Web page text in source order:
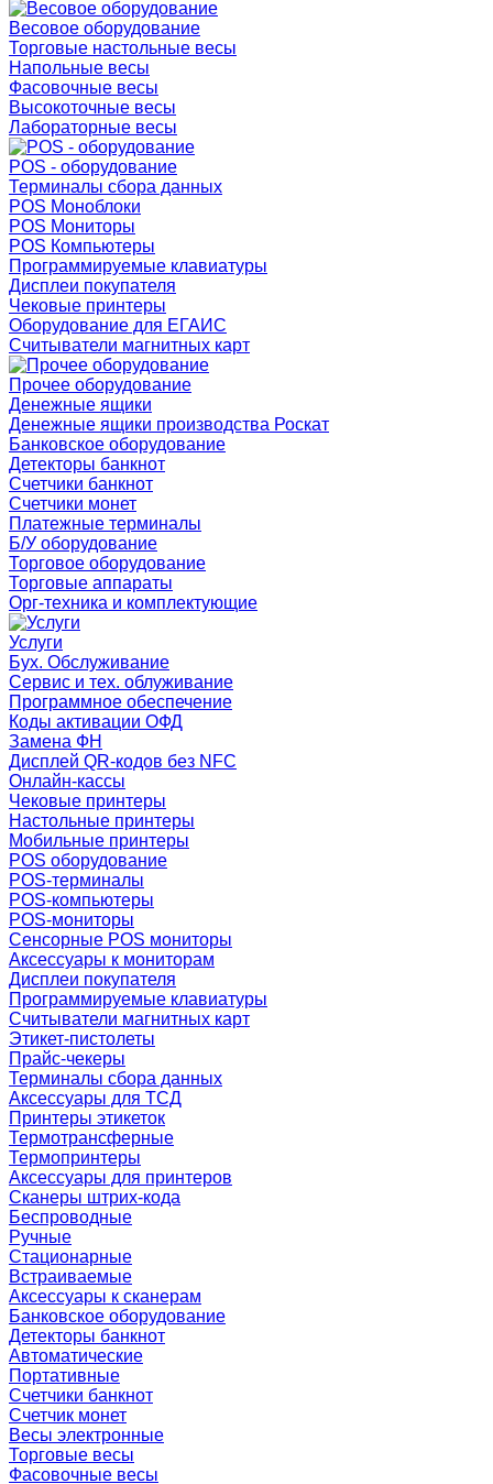
Весовое оборудование
Торговые настольные весы
Напольные весы
Фасовочные весы
Высокоточные весы
Лабораторные весы
POS - оборудование
Терминалы сбора данных
POS Моноблоки
POS Мониторы
POS Компьютеры
Программируемые клавиатуры
Дисплеи покупателя
Чековые принтеры
Оборудование для ЕГАИС
Считыватели магнитных карт
Прочее оборудование
Денежные ящики
Денежные ящики производства Роскат
Банковское оборудование
Детекторы банкнот
Счетчики банкнот
Счетчики монет
Платежные терминалы
Б/У оборудование
Торговое оборудование
Торговые аппараты
Орг-техника и комплектующие
Услуги
Бух. Обслуживание
Сервис и тех. облуживание
Программное обеспечение
Коды активации ОФД
Замена ФН
Дисплей QR-кодов без NFC
Онлайн-кассы
Чековые принтеры
Настольные принтеры
Мобильные принтеры
POS оборудование
POS-терминалы
POS-компьютеры
POS-мониторы
Сенсорные POS мониторы
Аксессуары к мониторам
Дисплеи покупателя
Программируемые клавиатуры
Считыватели магнитных карт
Этикет-пистолеты
Прайс-чекеры
Терминалы сбора данных
Аксессуары для ТСД
Принтеры этикеток
Термотрансферные
Термопринтеры
Аксессуары для принтеров
Сканеры штрих-кода
Беспроводные
Ручные
Стационарные
Встраиваемые
Аксессуары к сканерам
Банковское оборудование
Детекторы банкнот
Автоматические
Портативные
Счетчики банкнот
Счетчик монет
Весы электронные
Торговые весы
Фасовочные весы